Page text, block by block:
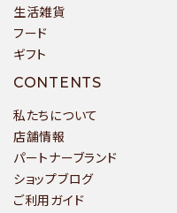
生活雑貨
フード
ギフト
CONTENTS
私たちについて
店舗情報
パートナーブランド
ショップブログ
ご利用ガイド